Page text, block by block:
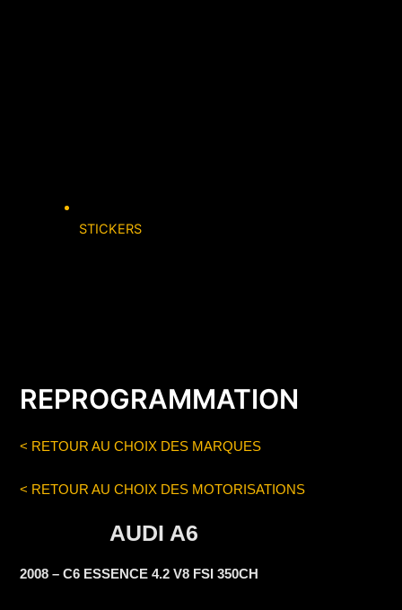
STICKERS
REPROGRAMMATION
< RETOUR AU CHOIX DES MARQUES
< RETOUR AU CHOIX DES MOTORISATIONS
AUDI A6
2008 – C6 ESSENCE 4.2 V8 FSI 350CH